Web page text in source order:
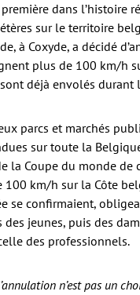
première dans
sur le territoire
à Coxyde, a décidé
plus de 100 km/h
déjà envolés
parcs et marchés
sur toute la
la Coupe du monde
100 km/h sur la Côte
se confirmaient,
des jeunes, puis des
des professionnels.
n’est pas un